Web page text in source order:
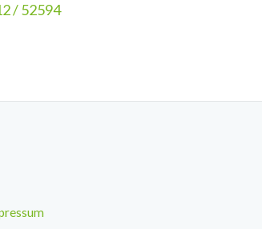
/ 52594